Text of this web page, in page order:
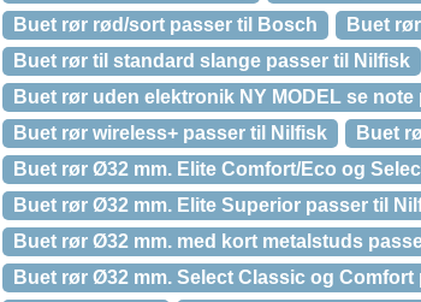
Buet rør rød/sort passer til Bosch
Buet
Buet rør til standard slange passer til Nilfisk
Buet rør uden elektronik NY MODEL se note
Buet rør wireless+ passer til Nilfisk
Buet
Buet rør Ø32 mm. Elite Comfort/Eco og
Buet rør Ø32 mm. Elite Superior passer til
Buet rør Ø32 mm. med kort metalstuds
Buet rør Ø32 mm. Select Classic og